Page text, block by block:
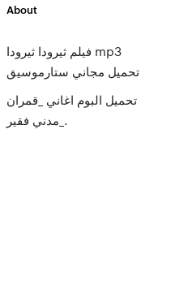
About
فيلم ثيرودا ثيرودا mp3
تحميل مجاني ستارموسيق
تحميل البوم اغاني _قمران
مدني فقير_.